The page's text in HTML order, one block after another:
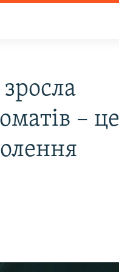
– це